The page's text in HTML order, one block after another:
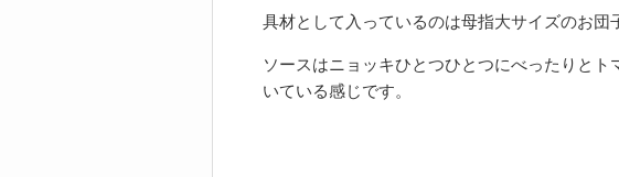
具材として入っているのは母指大サイズのお団
ソースはニョッキひとつひとつにべったりと
いている感じです。